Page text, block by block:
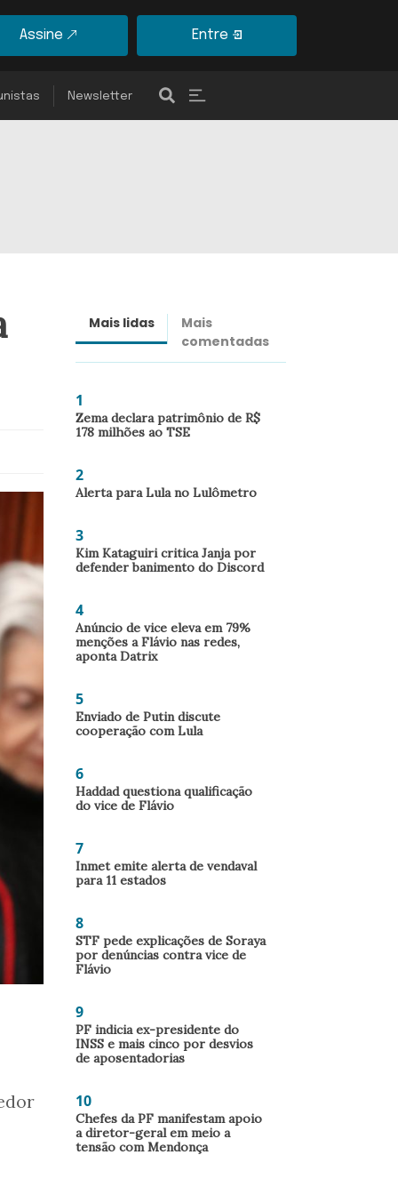
Assine Entre
Newsletter
Mais lidas
Mais
comentadas
1
Zema declara patrimônio de R$
178 milhões ao TSE
2
Alerta para Lula no Lulômetro
3
Kim Kataguiri critica Janja por
defender banimento do Discord
4
Anúncio de vice eleva em 79%
menções a Flávio nas redes,
aponta Datrix
5
Enviado de Putin discute
cooperação com Lula
6
Haddad questiona qualificação
do vice de Flávio
7
Inmet emite alerta de vendaval
para 11 estados
8
STF pede explicações de Soraya
por denúncias contra vice de
Flávio
9
PF indicia ex-presidente do
INSS e mais cinco por desvios
de aposentadorias
10
Chefes da PF manifestam apoio
a diretor-geral em meio a
tensão com Mendonça